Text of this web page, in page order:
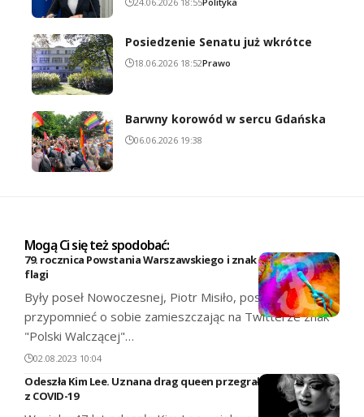
Posiedzenie Senatu już wkrótce
18.06.2026 18:52Prawo
Barwny korowód w sercu Gdańska
06.06.2026 19:38
Mogą Ci się też spodobać:
79. rocznica Powstania Warszawskiego i znak na tle tęczowej
flagi
Były poseł Nowoczesnej, Piotr Misiło, postanowił
przypomnieć o sobie zamieszczając na Twitterze znak
"Polski Walczącej"…
02.08.2023 10:04
Odeszła Kim Lee. Uznana drag queen przegrała walkę
z COVID-19